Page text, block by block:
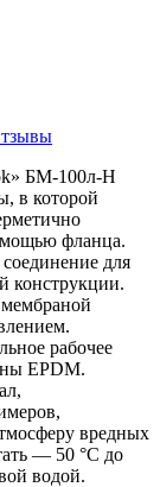
БМ-100л-Н
в которой
фланца.
для
конструкции.
рабочее
EPDM.
вредных
— 50 °C до
водой.